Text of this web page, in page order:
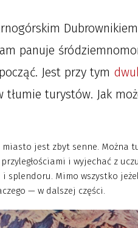
panuje
Jest przy tym
tłumie turystów. Jak
jest zbyt senne. Można
i wyjechać z
splendoru. Mimo wszystko
— w dalszej części.